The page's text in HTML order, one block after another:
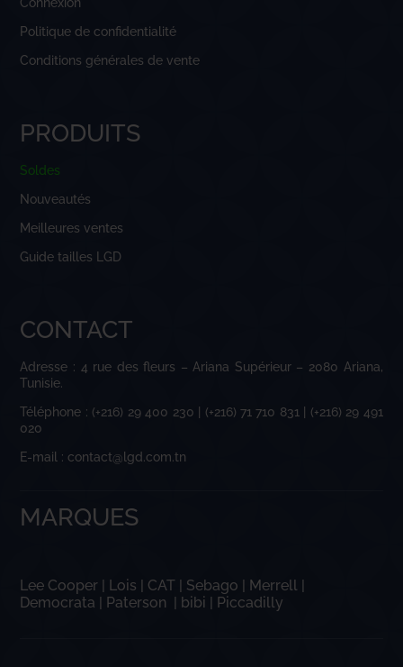
Connexion
Politique de confidentialité
Conditions générales de vente
PRODUITS
Soldes
Nouveautés
Meilleures ventes
Guide tailles LGD
CONTACT
Adresse : 4 rue des fleurs – Ariana Supérieur – 2080 Ariana,
Tunisie.
Téléphone : (+216) 29 400 230 | (+216) 71 710 831 | (+216) 29 491
020
E-mail : contact@lgd.com.tn
MARQUES
Lee Cooper Lois CAT Sebago Merrell
Democrata
Paterson bibi Piccadilly